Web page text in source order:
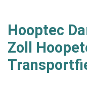
Hooptec
Zoll